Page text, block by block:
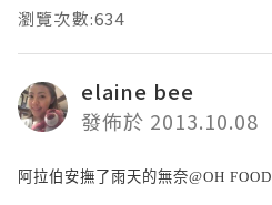
瀏覽次數:634
elaine bee
發佈於 2013.10.08
阿拉伯安撫了雨天的無奈@OH FOOD